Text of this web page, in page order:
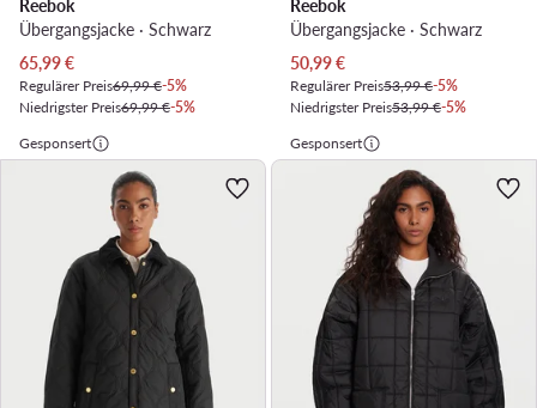
Reebok
Übergangsjacke · Schwarz
Aktueller Preis
65,99€
Regulärer Preis69,99 €-5%
Niedrigster Preis69,99 €-5%
Reebok
Übergangsjacke · Schwarz
Aktueller Preis
50,99€
Regulärer Preis53,99 €-5%
Niedrigster Preis53,99 €-5%
Gesponsert
Gesponsert